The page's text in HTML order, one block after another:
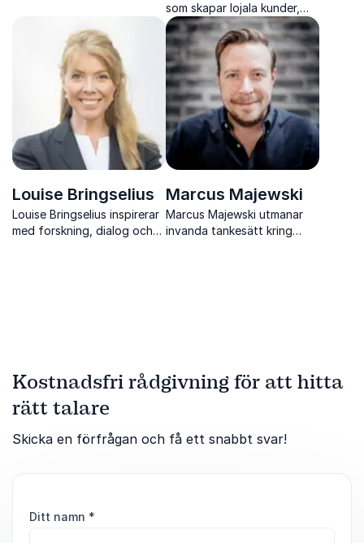
kommunikation och starkare
genomslag i arbetslivet
som skapar lojala kunder,
stark kultur och långsiktig
framgång i hela
organisationen.
Louise Bringselius
Louise Bringselius inspirerar
med forskning, dialog och
Marcus Majewski
Marcus Majewski utmanar
invanda tankesätt kring
Kostnadsfri rådgivning för att hitta
rätt talare
Skicka en förfrågan och få ett snabbt svar!
Ditt namn *